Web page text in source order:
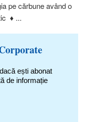
pe cărbune având o
♦ ...
ești abonat
de informație